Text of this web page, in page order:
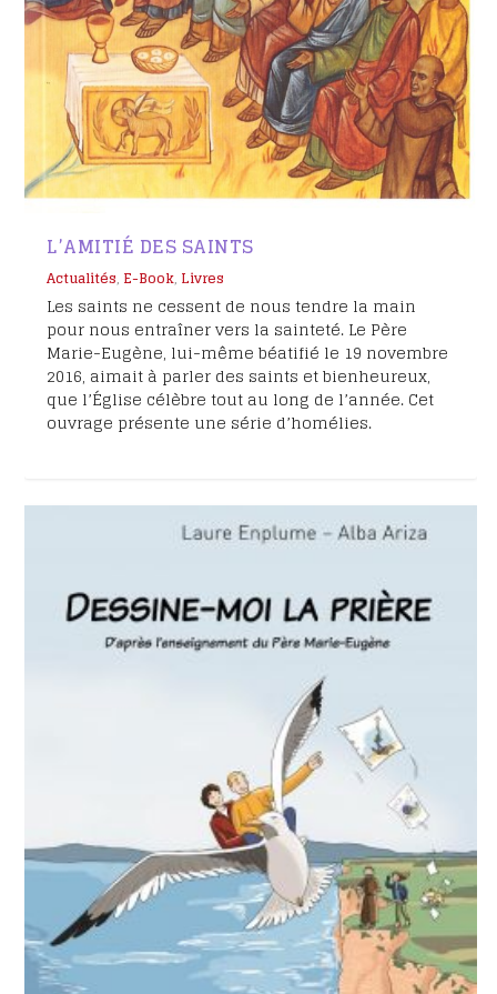
L’AMITIÉ DES SAINTS
Actualités, E-Book, Livres
Les saints ne cessent de nous tendre la main
pour nous entraîner vers la sainteté. Le Père
Marie-Eugène, lui-même béatifié le 19 novembre
2016, aimait à parler des saints et bienheureux,
que l’Église célèbre tout au long de l’année. Cet
ouvrage présente une série d’homélies.